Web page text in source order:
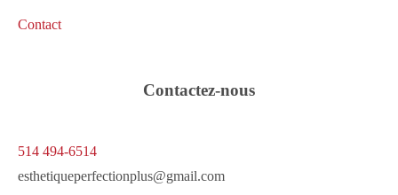
Contact
Contactez-nous
514 494-6514
esthetiqueperfectionplus@gmail.com